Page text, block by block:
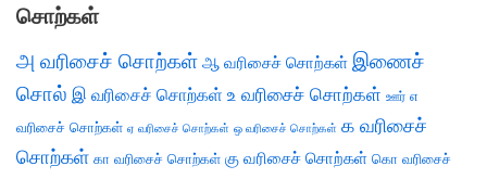
சொற்கள்
அ வரிசைச் சொற்கள் ஆ வரிசைச் சொற்கள் இணைச்
சொல் இ வரிசைச் சொற்கள் உ வரிசைச் சொற்கள் ஊர் எ
வரிசைச் சொற்கள் ஏ வரிசைச் சொற்கள் ஒ வரிசைச் சொற்கள் க வரிசைச்
சொற்கள் கா வரிசைச் சொற்கள் கு வரிசைச் சொற்கள் கொ வரிசைச்